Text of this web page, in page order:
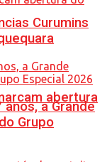
abertura
Curumins
a Grande
Grupo